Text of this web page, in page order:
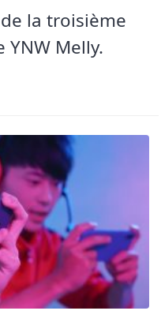
la troisième
Melly.